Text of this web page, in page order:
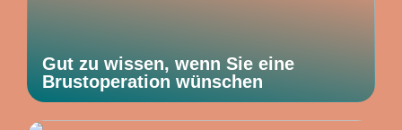
Gut zu wissen, wenn Sie eine
Brustoperation wünschen